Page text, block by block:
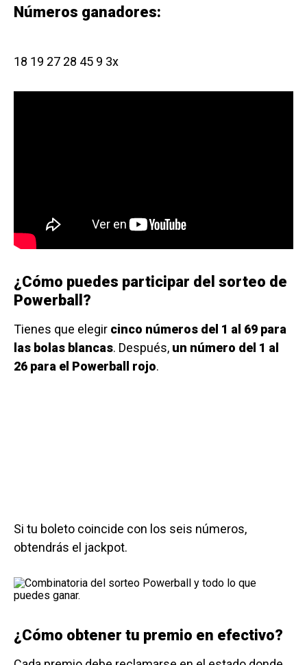
Números ganadores:
18 19 27 28 45 9 3x
¿Cómo puedes participar del sorteo de
Powerball?
Tienes que elegir cinco números del 1 al 69 para
las bolas blancas. Después, un número del 1 al
26 para el Powerball rojo.
Si tu boleto coincide con los seis números,
obtendrás el jackpot.
¿Cómo obtener tu premio en efectivo?